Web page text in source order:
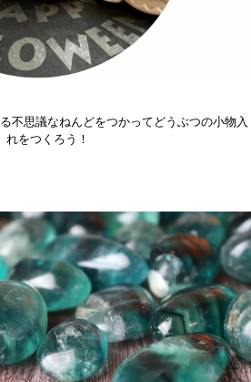
不思議なねんどをつかってどうぶつの小物入
れをつくろう！